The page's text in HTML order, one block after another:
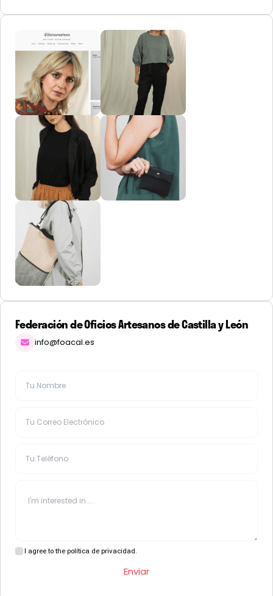
Federación de Oficios Artesanos de Castilla y León
info@foacal.es
I agree to the política de privacidad.
Enviar